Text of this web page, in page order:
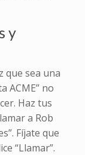
y
que sea una
ACME” no
Haz tus
a Rob
Fíjate que
“Llamar”.